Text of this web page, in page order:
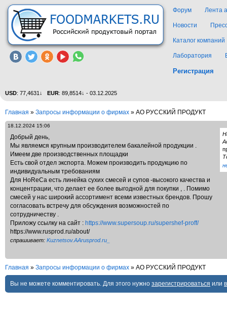
Форум Лента
Новости
Каталог компаний
Лаборатория
Регистрация
USD: 77,4631↓ EUR: 89,8514↓ - 03.12.2025
Главная » Запросы информации о фирмах » АО РУССКИЙ ПРОДУКТ
18.12.2024 15:06
Добрый день,
Мы являемся крупным производителем бакалейной продукции .
Имеем две производственных площадки
Есть свой отдел экспорта. Можем производить продукцию по
индивидуальным требованиям
Для HoReCa есть линейка сухих смесей и супов -высокого качества и
концентрации, что делает ее более выгодной для покупки , . Помимо
смесей у нас широкий ассортимент всеми известных брендов. Прошу
согласовать встречу для обсуждения возможностей по
сотрудничеству .
Приложу ссылку на сайт : https://www.supersoup.ru/supershef-proff/
https://www.rusprod.ru/about/
спрашивает: Kuznetsov.AArusprod.ru_
Главная » Запросы информации о фирмах » АО РУССКИЙ ПРОДУКТ
Вы не можете комментировать. Для этого нужно зарегистрироваться или